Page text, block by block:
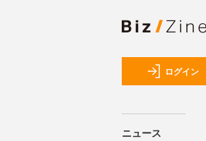
ログイン
ニュース